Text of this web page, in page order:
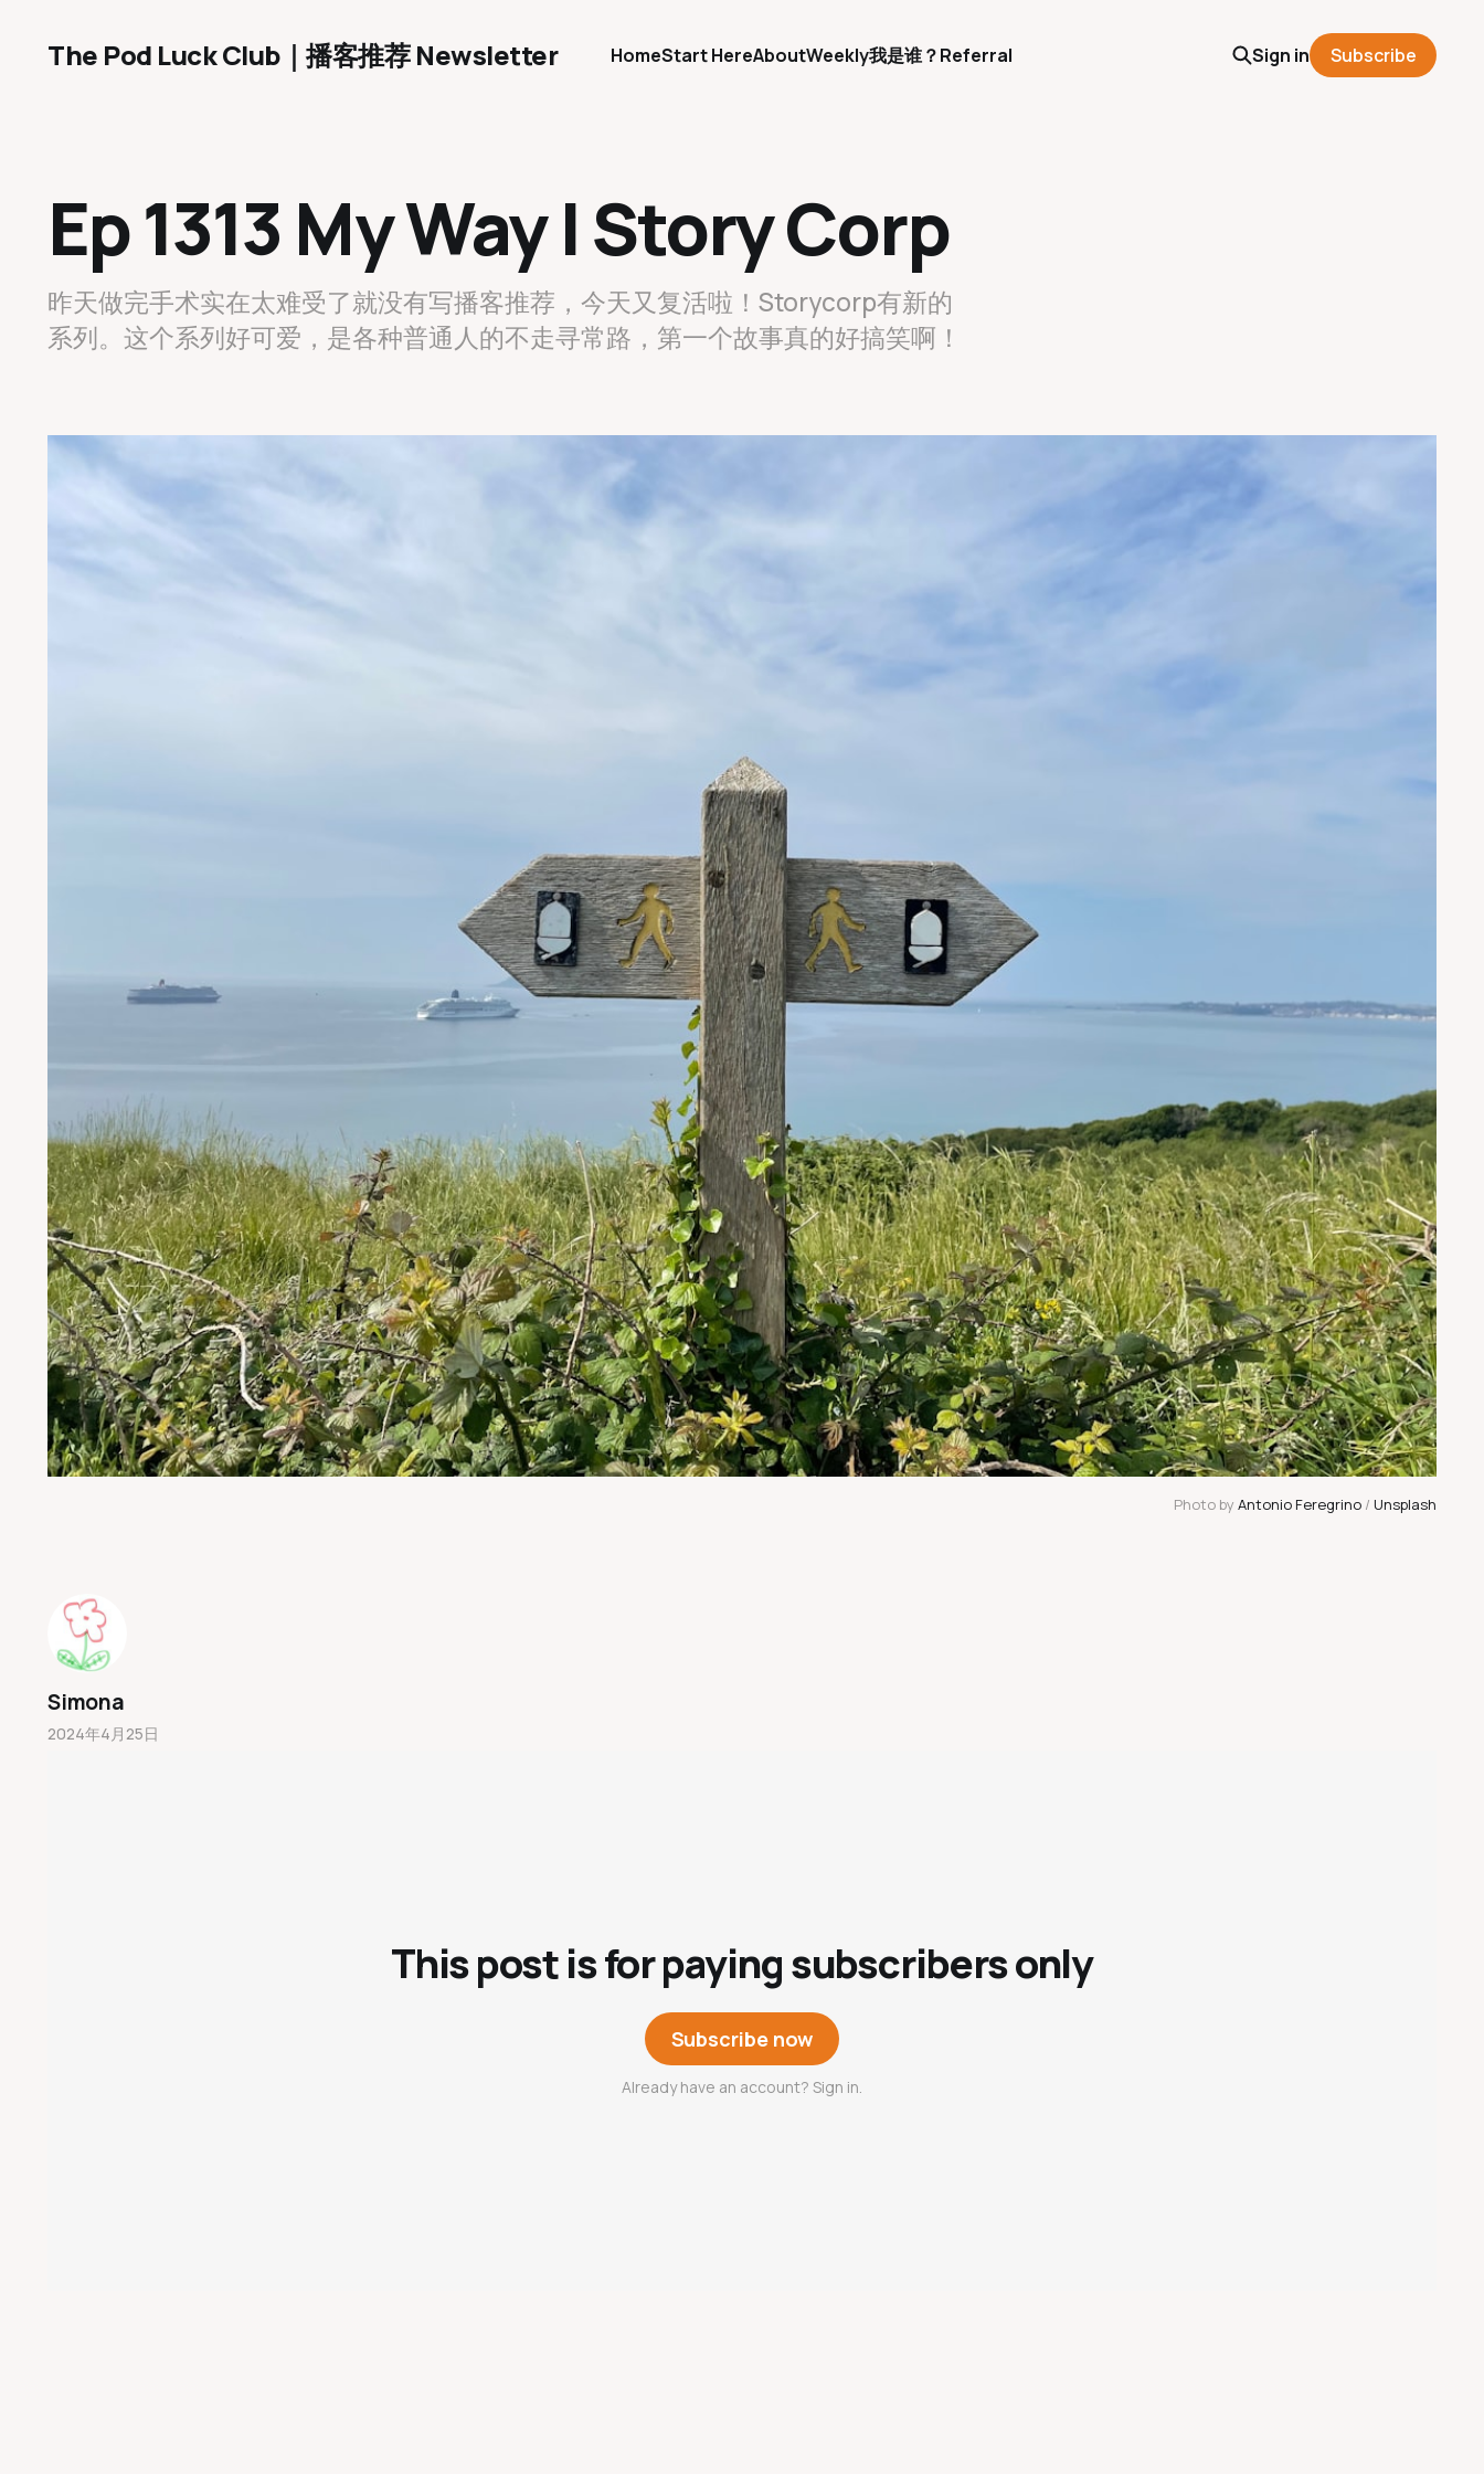
The Pod Luck Club｜播客推荐 Newsletter HomeStart HereAboutWeekly我是谁？Referral Sign in Subscribe
Ep 1313 My Way | Story Corp
昨天做完手术实在太难受了就没有写播客推荐，今天又复活啦！Storycorp有新的
系列。这个系列好可爱，是各种普通人的不走寻常路，第一个故事真的好搞笑啊！
Photo by Antonio Feregrino / Unsplash
This post is for paying subscribers only
Subscribe now
Already have an account? Sign in.
Simona
2024年4月25日